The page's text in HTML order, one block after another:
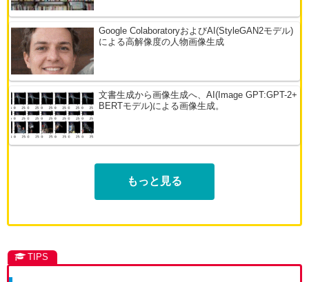
Google ColaboratoryおよびAI(StyleGAN2モデル)
による高解像度の人物画像生成
文書生成から画像生成へ、AI(Image GPT:GPT-2+
BERTモデル)による画像生成。
もっと見る